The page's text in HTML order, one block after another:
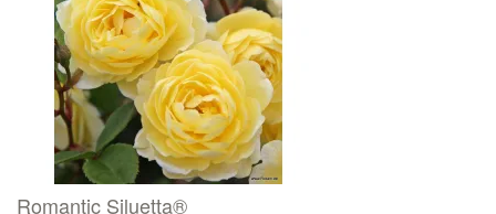
Romantic Siluetta®